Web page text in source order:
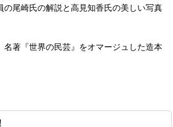
の尾崎氏の解説と高見知香氏の美しい写真
名著『世界の民芸』をオマージュした造本